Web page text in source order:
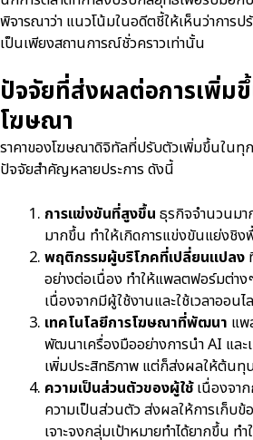
พิจารณาว่า แนวโน้มในอดีตชี้ให้เห็นว่าการ
เป็นเพียงสถานการณ์ชั่วคราวเท่านั้น
ปัจจัยที่ส่งผลต่อการเพิ่ม
โฆษณา
ราคาของโฆษณาดิจิทัลที่ปรับตัวเพิ่มขึ้นในทุ
ปัจจัยสำคัญหลายประการ ดังนี้
การแข่งขันที่สูงขึ้น ธุรกิจจำนวนมา
มากขึ้น ทำให้เกิดการแข่งขันแย่งชิ
พฤติกรรมผู้บริโภคที่เปลี่ยนแปลง
อย่างต่อเนื่อง ทำให้แพลตฟอร์มต่า
เนื่องจากมีผู้ใช้งานและใช้เวลาออน
เทคโนโลยีการโฆษณาที่พัฒนา แพ
พัฒนาเครื่องมืออย่างการนำ AI และ
เพิ่มประสิทธิภาพ แต่ก็ส่งผลให้ต้นทุ
ความเป็นส่วนตัวของผู้ใช้เนื่องจา
ความเป็นส่วนตัว ส่งผลให้การเก็บ
เจาะจงกลุ่มเป้าหมายทำได้ยากขึ้น ท